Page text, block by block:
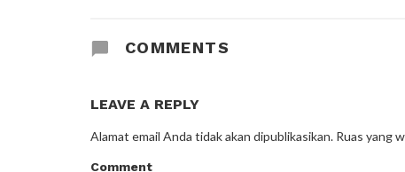
COMMENTS
LEAVE A REPLY
Alamat email Anda tidak akan dipublikasikan. Ruas yang
Comment